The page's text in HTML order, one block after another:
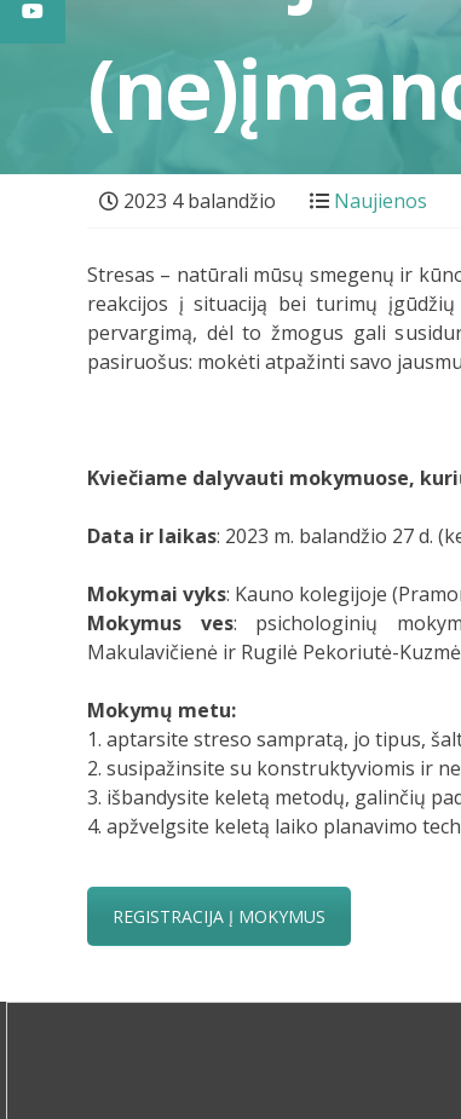
2023 4 balandžio Naujienos
Stresas – natūrali mūsų smegenų ir
reakcijos į situaciją bei turimų
pervargimą, dėl to žmogus gali
pasiruošus: mokėti atpažinti savo
Kviečiame dalyvauti mokymuose,
Data ir laikas: 2023 m. balandžio 27 d.
Mokymai vyks: Kauno kolegijoje
Mokymus ves: psichologinių
Makulavičienė ir Rugilė Pekoriutė-
Mokymų metu:
1. aptarsite streso sampratą, jo tipus,
2. susipažinsite su konstruktyviomis ir
3. išbandysite keletą metodų, galinčių
4. apžvelgsite keletą laiko planavimo
REGISTRACIJA Į MOKYMUS